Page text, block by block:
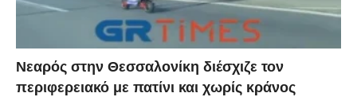
Νεαρός στην Θεσσαλονίκη διέσχιζε τον
περιφερειακό με πατίνι και χωρίς κράνος